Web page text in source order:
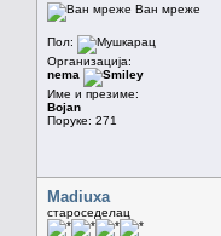
Ван мреже
Пол:
Организација:
nema
Име и презиме:
Bojan
Поруке: 271
Madiuxa
староседелац